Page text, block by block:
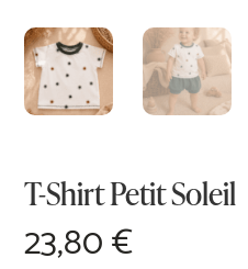
T-Shirt Petit Soleil
23,80€